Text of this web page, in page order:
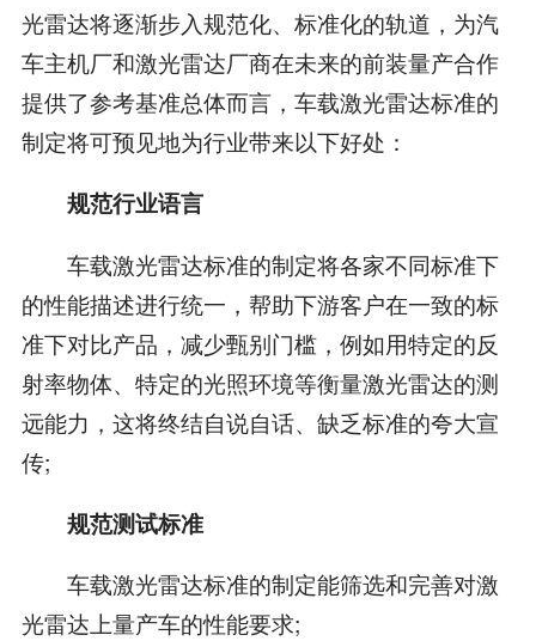
光雷达将逐渐步入规范化、标准化的轨道，为汽
车主机厂和激光雷达厂商在未来的前装量产合作
提供了参考基准总体而言，车载激光雷达标准的
制定将可预见地为行业带来以下好处：
规范行业语言
车载激光雷达标准的制定将各家不同标准下
的性能描述进行统一，帮助下游客户在一致的标
准下对比产品，减少甄别门槛，例如用特定的反
射率物体、特定的光照环境等衡量激光雷达的测
远能力，这将终结自说自话、缺乏标准的夸大宣
传;
规范测试标准
车载激光雷达标准的制定能筛选和完善对激
光雷达上量产车的性能要求;